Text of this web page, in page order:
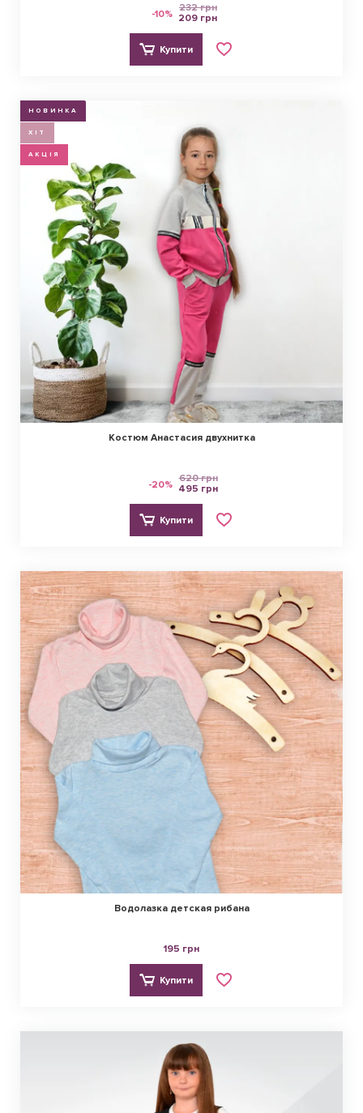
-10% 232 грн
209 грн
Купити
НОВИНКА
ХІТ
АКЦІЯ
Костюм Анастасия двухнитка
-20% 620 грн
495 грн
Купити
Водолазка детская рибана
195 грн
Купити